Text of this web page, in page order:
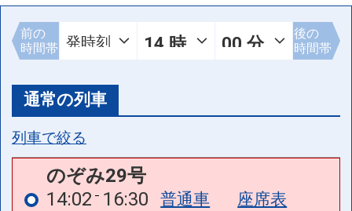
前の
時間帯
後の
時間帯
通常の列車
列車で絞る
のぞみ29号
14:02 16:30 普通車
座席表